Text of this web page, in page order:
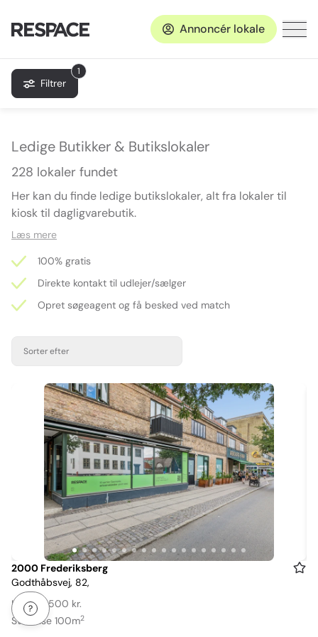
Annoncér lokale
1
Filtrer
Ledige Butikker & Butikslokaler
228 lokaler fundet
Her kan du finde ledige butikslokaler, alt fra lokaler til
kiosk til dagligvarebutik.
Læs mere
100% gratis
Direkte kontakt til udlejer/sælger
Opret søgeagent og få besked ved match
Sorter efter
Item
1
of
18
2000 Frederiksberg
Godthåbsvej, 82,
Leje: 22.500 kr.
Størrelse 100m2